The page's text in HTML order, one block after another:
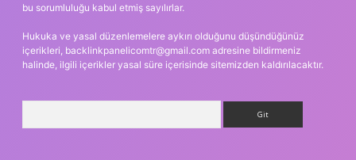
bu sorumluluğu kabul etmiş sayılırlar.
Hukuka ve yasal düzenlemelere aykırı olduğunu düşündüğünüz
içerikleri, backlinkpanelicomtr@gmail.com adresine bildirmeniz
halinde, ilgili içerikler yasal süre içerisinde sitemizden kaldırılacaktır.